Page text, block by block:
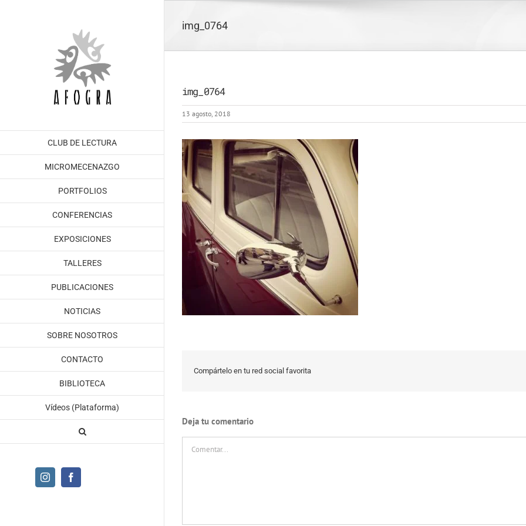
CLUB DE LECTURA
MICROMECENAZGO
PORTFOLIOS
CONFERENCIAS
EXPOSICIONES
TALLERES
PUBLICACIONES
NOTICIAS
SOBRE NOSOTROS
CONTACTO
BIBLIOTECA
Vídeos (Plataforma)
Instagram
img_0764
img_0764
13 agosto, 2018
Compártelo en tu red social favorita
Deja tu comentario